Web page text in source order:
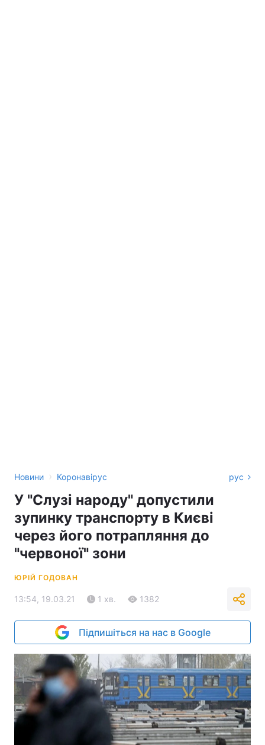
Новини › Коронавірус рус
У "Слузі народу" допустили
зупинку транспорту в Києві
через його потрапляння до
"червоної" зони
ЮРІЙ ГОДОВАН
13:54, 19.03.21 1 хв. 1382
Підпишіться на нас в Google